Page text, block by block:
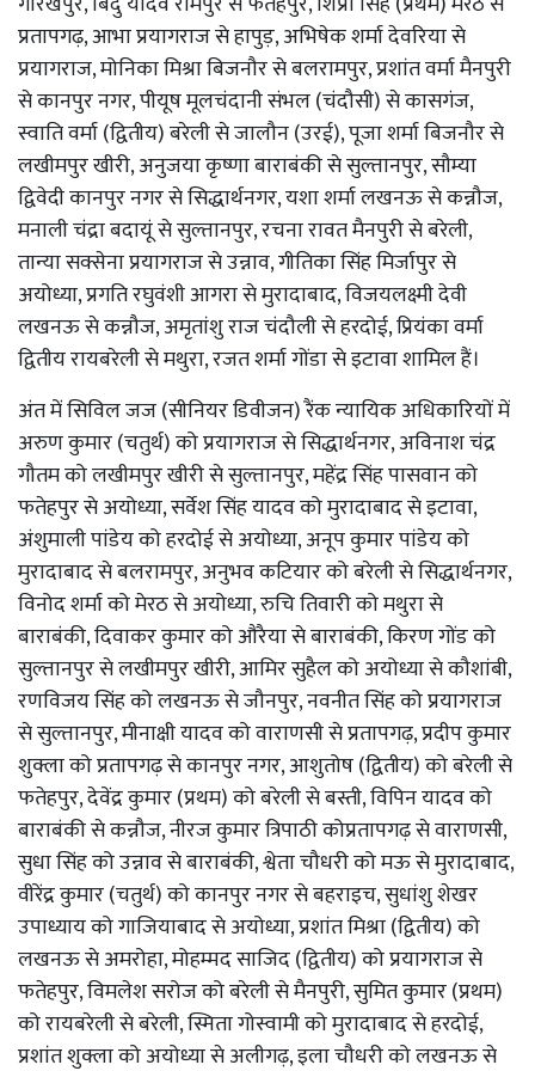
प्रतापगढ़, आभा प्रयागराज से हापुड़, अभिषेक शर्मा देवरिया से
प्रयागराज, मोनिका मिश्रा बिजनौर से बलरामपुर, प्रशांत वर्मा मैनपुरी
से कानपुर नगर, पीयूष मूलचंदानी संभल (चंदौसी) से कासगंज,
स्वाति वर्मा (द्वितीय) बरेली से जालौन (उरई), पूजा शर्मा बिजनौर से
लखीमपुर खीरी, अनुजया कृष्णा बाराबंकी से सुल्तानपुर, सौम्या
द्विवेदी कानपुर नगर से सिद्धार्थनगर, यशा शर्मा लखनऊ से कन्नौज,
मनाली चंद्रा बदायूं से सुल्तानपुर, रचना रावत मैनपुरी से बरेली,
तान्या सक्सेना प्रयागराज से उन्नाव, गीतिका सिंह मिर्जापुर से
अयोध्या, प्रगति रघुवंशी आगरा से मुरादाबाद, विजयलक्ष्मी देवी
लखनऊ से कन्नौज, अमृतांशु राज चंदौली से हरदोई, प्रियंका वर्मा
द्वितीय रायबरेली से मथुरा, रजत शर्मा गोंडा से इटावा शामिल हैं।
अंत में सिविल जज (सीनियर डिवीजन) रैंक न्यायिक अधिकारियों में
अरुण कुमार (चतुर्थ) को प्रयागराज से सिद्धार्थनगर, अविनाश चंद्र
गौतम को लखीमपुर खीरी से सुल्तानपुर, महेंद्र सिंह पासवान को
फतेहपुर से अयोध्या, सर्वेश सिंह यादव को मुरादाबाद से इटावा,
अंशुमाली पांडेय को हरदोई से अयोध्या, अनूप कुमार पांडेय को
मुरादाबाद से बलरामपुर, अनुभव कटियार को बरेली से सिद्धार्थनगर,
विनोद शर्मा को मेरठ से अयोध्या, रुचि तिवारी को मथुरा से
बाराबंकी, दिवाकर कुमार को औरैया से बाराबंकी, किरण गोंड को
सुल्तानपुर से लखीमपुर खीरी, आमिर सुहैल को अयोध्या से कौशांबी,
रणविजय सिंह को लखनऊ से जौनपुर, नवनीत सिंह को प्रयागराज
से सुल्तानपुर, मीनाक्षी यादव को वाराणसी से प्रतापगढ़, प्रदीप कुमार
शुक्ला को प्रतापगढ़ से कानपुर नगर, आशुतोष (द्वितीय) को बरेली से
फतेहपुर, देवेंद्र कुमार (प्रथम) को बरेली से बस्ती, विपिन यादव को
बाराबंकी से कन्नौज, नीरज कुमार त्रिपाठी कोप्रतापगढ़ से वाराणसी,
सुधा सिंह को उन्नाव से बाराबंकी, श्वेता चौधरी को मऊ से मुरादाबाद,
वीरेंद्र कुमार (चतुर्थ) को कानपुर नगर से बहराइच, सुधांशु शेखर
उपाध्याय को गाजियाबाद से अयोध्या, प्रशांत मिश्रा (द्वितीय) को
लखनऊ से अमरोहा, मोहम्मद साजिद (द्वितीय) को प्रयागराज से
फतेहपुर, विमलेश सरोज को बरेली से मैनपुरी, सुमित कुमार (प्रथम)
को रायबरेली से बरेली, स्मिता गोस्वामी को मुरादाबाद से हरदोई,
प्रशांत शुक्ला को अयोध्या से अलीगढ़, इला चौधरी को लखनऊ से